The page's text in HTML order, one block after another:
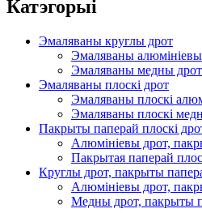
Катэгорыі
Эмаляваны круглы дрот
Эмаляваны
Эмаляваны медны дрот
Эмаляваны плоскі дрот
Эмаляваны плоскі
Эмаляваны плоскі
Пакрыты паперай плоскі
Алюмініевы дрот,
Пакрытая паперай
Круглы дрот, пакрыты
Алюмініевы дрот,
Медны дрот, пакрыты